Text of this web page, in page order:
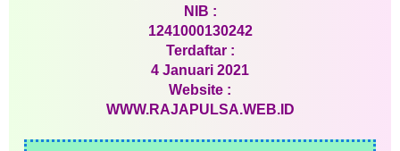
NIB :
1241000130242
Terdaftar :
4 Januari 2021
Website :
WWW.RAJAPULSA.WEB.ID